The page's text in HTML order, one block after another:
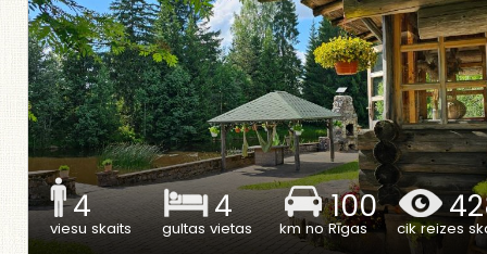
4
viesu skaits
4
gultas vietas
100
km no Rīgas cik reizes